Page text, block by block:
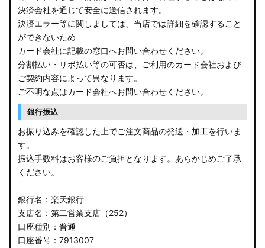
決済会社を通じて安全に送信されます。
決済エラー等に関しましては、当店では詳細を確認すること
ができないため
カード会社に記載の窓口へお問い合わせください。
分割払い・リボ払い等の可否は、ご利用のカード会社および
ご契約内容によって異なります。
ご不明な点はカード会社へお問い合わせください。
銀行振込
お振り込みを確認した上でご注文商品の発送・加工を行いま
す。
振込手数料はお客様のご負担となります。あらかじめご了承
ください。
銀行名：楽天銀行
支店名：第二営業支店（252）
口座種別：普通
口座番号：7913007